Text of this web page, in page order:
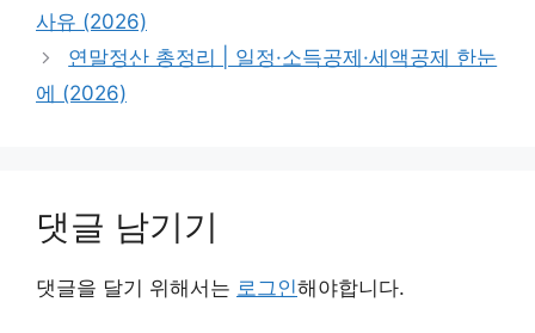
리
사유 (2026)
연말정산 총정리 | 일정·소득공제·세액공제 한눈
에 (2026)
댓글 남기기
댓글을 달기 위해서는 로그인해야합니다.